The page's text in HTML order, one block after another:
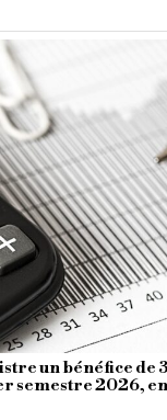
un bénéfice
semestre 2026, en